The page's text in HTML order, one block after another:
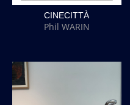
CINECITTÀ
Phil WARIN